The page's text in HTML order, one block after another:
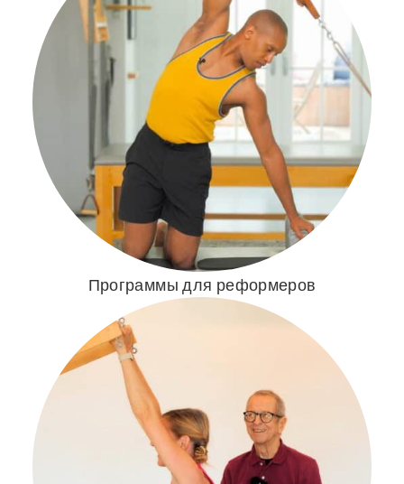
Программы для реформеров